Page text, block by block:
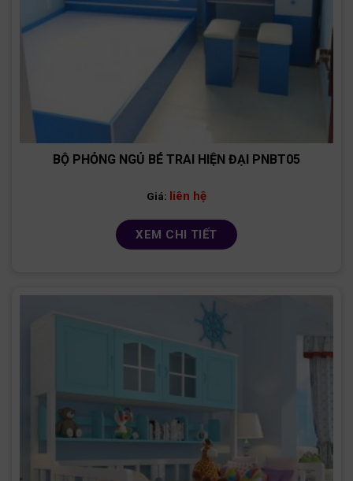
BỘ PHỎNG NGỦ BÉ TRAI HIỆN ĐẠI PNBT05
Giá: liên hệ
XEM CHI TIẾT